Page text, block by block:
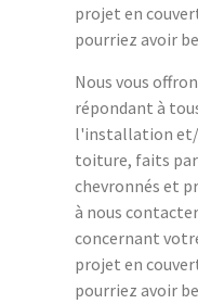
projet en
pourriez avoir
Nous vous
répondant à
l'installation et/
toiture, faits par
chevronnés et
à nous
concernant
projet en
pourriez avoir